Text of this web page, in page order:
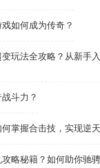
如何成为传奇？
玩法全攻略？从新手
斗力？
掌握合击技，实现逆
略秘籍？如何助你驰